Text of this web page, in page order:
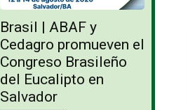
Brasil | ABAF y
Cedagro promueven el
Congreso Brasileño
del Eucalipto en
Salvador